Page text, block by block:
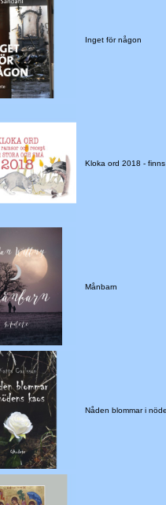
Inget för någon
Kloka ord 2018 -
Månbarn
Nåden blommar i